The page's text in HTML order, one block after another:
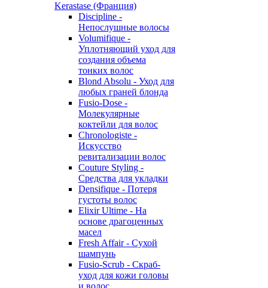
Kerastase (Франция)
Discipline -
Непослушные волосы
Volumifique -
Уплотняющий уход для
создания объема
тонких волос
Blond Absolu - Уход для
любых граней блонда
Fusio-Dose -
Молекулярные
коктейли для волос
Chronologiste -
Искусство
ревитализации волос
Couture Styling -
Средства для укладки
Densifique - Потеря
густоты волос
Elixir Ultime - На
основе драгоценных
масел
Fresh Affair - Сухой
шампунь
Fusio-Scrub - Скраб-
уход для кожи головы
и волос